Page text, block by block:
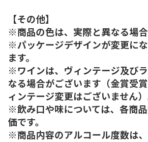
【その他】
※商品の色は、実際と異なる場合
※パッケージデザインが変更に
ます。
※ワインは、ヴィンテージ及び
なる場合がございます（金賞受
ィンテージ変更はございません）
※飲み口や味については、各商
価です。
※商品内容のアルコール度数は